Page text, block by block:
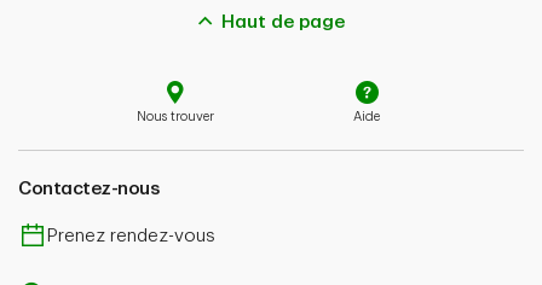
Haut de page
Nous trouver Aide
Contactez-nous
Prenez rendez-vous